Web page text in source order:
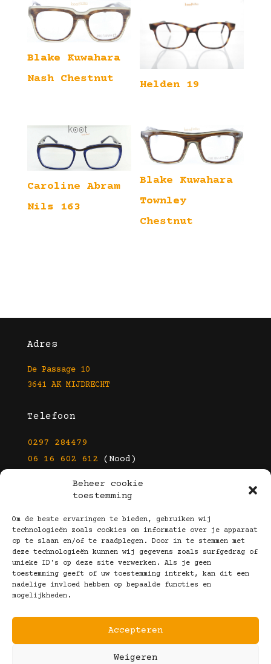
Beheer cookie
toestemming
Om de beste ervaringen te bieden, gebruiken wij
technologieën zoals cookies om informatie over je apparaat
op te slaan en/of te raadplegen. Door in te stemmen met
deze technologieën kunnen wij gegevens zoals surfgedrag of
unieke ID's op deze site verwerken. Als je geen
toestemming geeft of uw toestemming intrekt, kan dit een
nadelige invloed hebben op bepaalde functies en
mogelijkheden.
Accepteren
Weigeren
Blake Kuwahara
Nash Chestnut
Helden 19
Caroline Abram
Nils 163
Blake Kuwahara
Townley
Chestnut
Adres
De Passage 10
3641 AK MIJDRECHT
Telefoon
0297 284479
06 16 602 612 (Nood)
info@kootbrillen.nl
Volg Ons!
Copyright © 2025 Koot Brillen
Algemene Voorwaarden